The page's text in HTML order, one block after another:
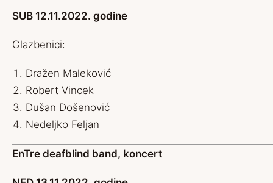
SUB 12.11.2022. godine
Glazbenici:
Dražen Maleković
Robert Vincek
Dušan Došenović
Nedeljko Feljan
EnTre deafblind band, koncert